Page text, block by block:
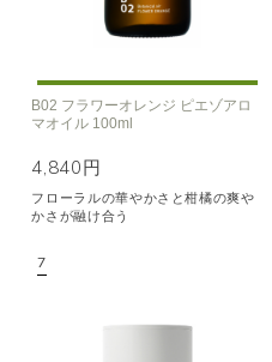
B02 フラワーオレンジ ピエゾアロ
マオイル 100ml
4,840円
フローラルの華やかさと柑橘の爽や
かさが融け合う